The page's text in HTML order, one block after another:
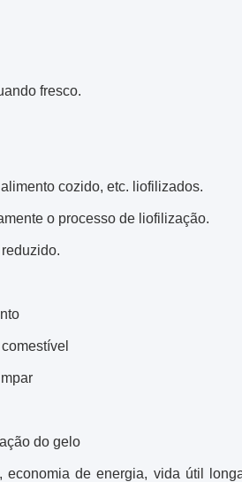
fresco.
cozido, etc. liofilizados.
o processo de liofilização.
do gelo
economia de energia, vida útil